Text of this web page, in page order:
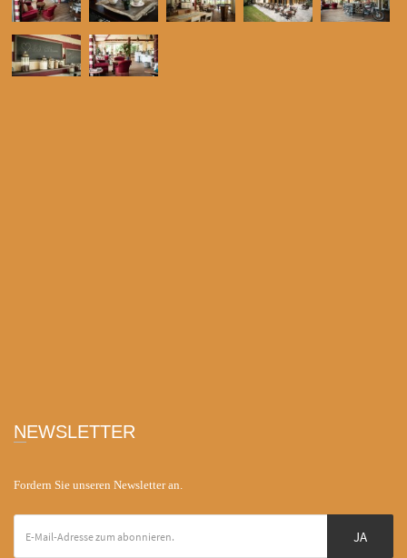
NEWSLETTER
Fordern Sie unseren Newsletter an.
JA